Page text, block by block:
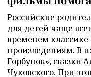
Российские
для детей чаще
временем
произведениям. В
Горбунок», сказки
Чуковского. При